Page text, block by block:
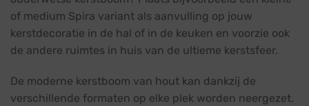
of medium Spira variant als aanvulling op jouw
kerstdecoratie in de hal of in de keuken en voorzie ook
de andere ruimtes in huis van de ultieme kerstsfeer.
De moderne kerstboom van hout kan dankzij de
verschillende formaten op elke plek worden neergezet.